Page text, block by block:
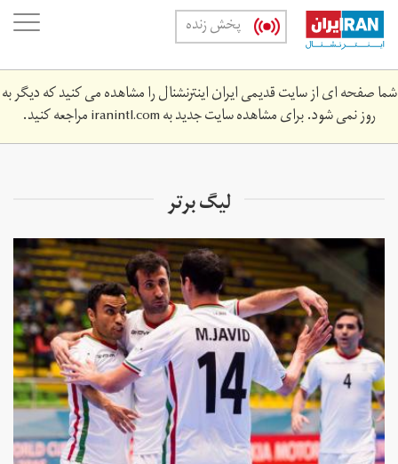
Skip
main
content
پخش زنده
شما صفحه ای از سایت قدیمی ایران اینترنشنال را مشاهده می کنید که دیگر به
روز نمی شود. برای مشاهده سایت جدید بهiranintl.comمراجعه کنید.
ليگ برتر